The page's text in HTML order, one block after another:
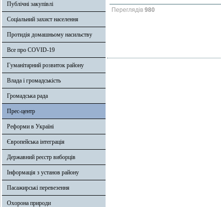
Публічні закупівлі
Соціальний захист населення
Протидія домашньому насильству
Все про COVID-19
Гуманітарний розвиток району
Влада і громадськість
Громадська рада
Прес-центр
Реформи в Україні
Європейська інтеграція
Державний реєстр виборців
Інформація з установ району
Пасажирські перевезення
Охорона природи
Переглядів 980